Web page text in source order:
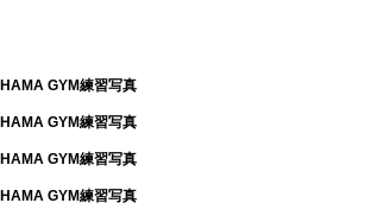
HAMA GYM練習写真
HAMA GYM練習写真
HAMA GYM練習写真
HAMA GYM練習写真